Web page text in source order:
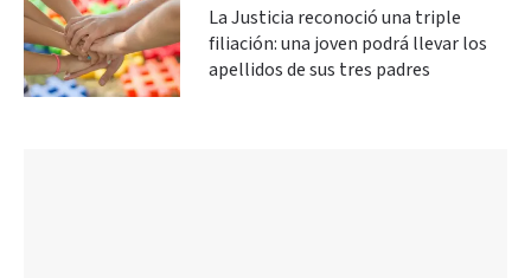
La Justicia reconoció una triple
filiación: una joven podrá llevar los
apellidos de sus tres padres